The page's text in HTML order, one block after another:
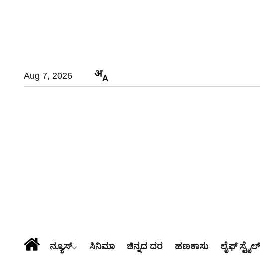
Aug 7, 2026
ನ್ಯೂಸ್ ಸಿನಿಮಾ ಚಿನ್ನದ ದರ ಹಣಕಾಸು ಲೈಫ್ ಸ್ಟೈಲ್